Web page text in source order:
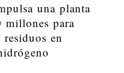
una planta
millones para
en